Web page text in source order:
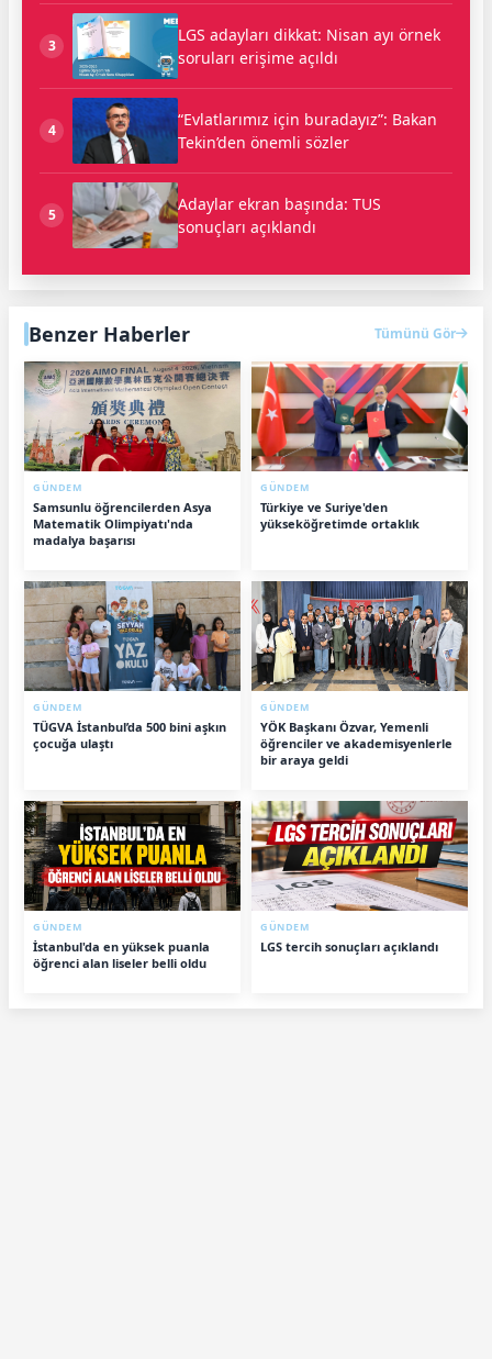
3
LGS adayları dikkat: Nisan ayı örnek
soruları erişime açıldı
4
“Evlatlarımız için buradayız”: Bakan
Tekin’den önemli sözler
5
Adaylar ekran başında: TUS
sonuçları açıklandı
Benzer Haberler Tümünü Gör
GÜNDEM
Samsunlu öğrencilerden Asya
Matematik Olimpiyatı'nda
madalya başarısı
GÜNDEM
Türkiye ve Suriye'den
yükseköğretimde ortaklık
GÜNDEM
TÜGVA İstanbul’da 500 bini aşkın
çocuğa ulaştı
GÜNDEM
YÖK Başkanı Özvar, Yemenli
öğrenciler ve akademisyenlerle
bir araya geldi
GÜNDEM
İstanbul'da en yüksek puanla
öğrenci alan liseler belli oldu
GÜNDEM
LGS tercih sonuçları açıklandı